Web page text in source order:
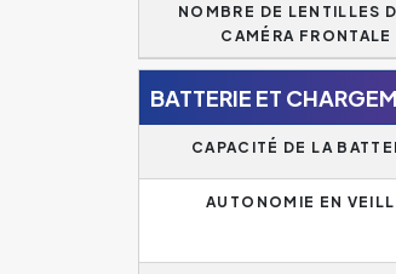
NOMBRE DE LENTILLES
CAMÉRA FRONTALE
BATTERIE ET
CAPACITÉ DE LA
AUTONOMIE EN